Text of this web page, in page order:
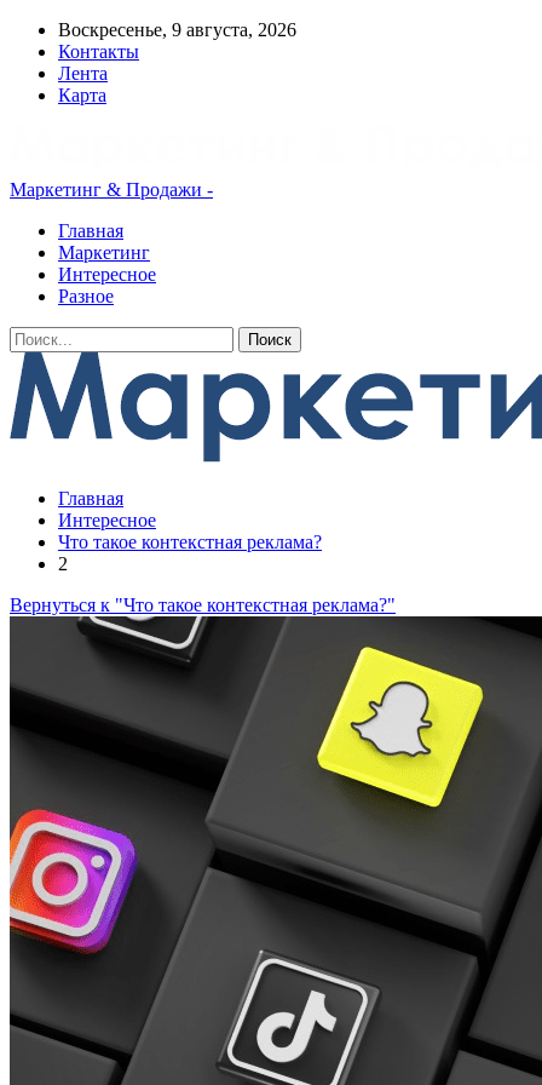
Воскресенье, 9 августа, 2026
Контакты
Лента
Карта
Маркетинг & Продажи -
Главная
Маркетинг
Интересное
Разное
Главная
Интересное
Что такое контекстная реклама?
2
Вернуться к "Что такое контекстная реклама?"